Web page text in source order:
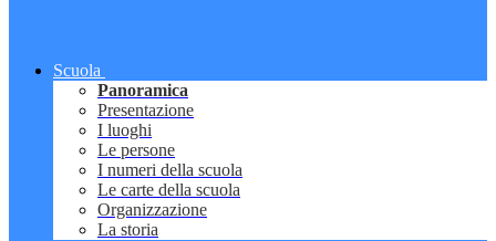
Scuola
Panoramica
Presentazione
I luoghi
Le persone
I numeri della scuola
Le carte della scuola
Organizzazione
La storia